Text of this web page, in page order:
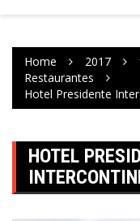
Home 2017
Restaurantes
Hotel Presidente
HOTEL